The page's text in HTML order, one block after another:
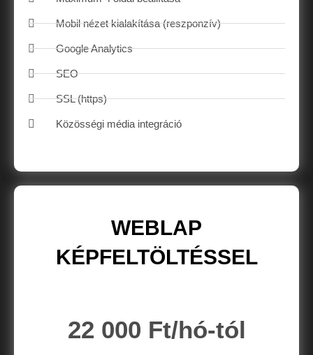
Mobil nézet kialakítása (reszponzív)
Google Analytics
SEO
SSL (https)
Közösségi média integráció
WEBLAP
KÉPFELTÖLTÉSSEL
22 000 Ft/hó-tól